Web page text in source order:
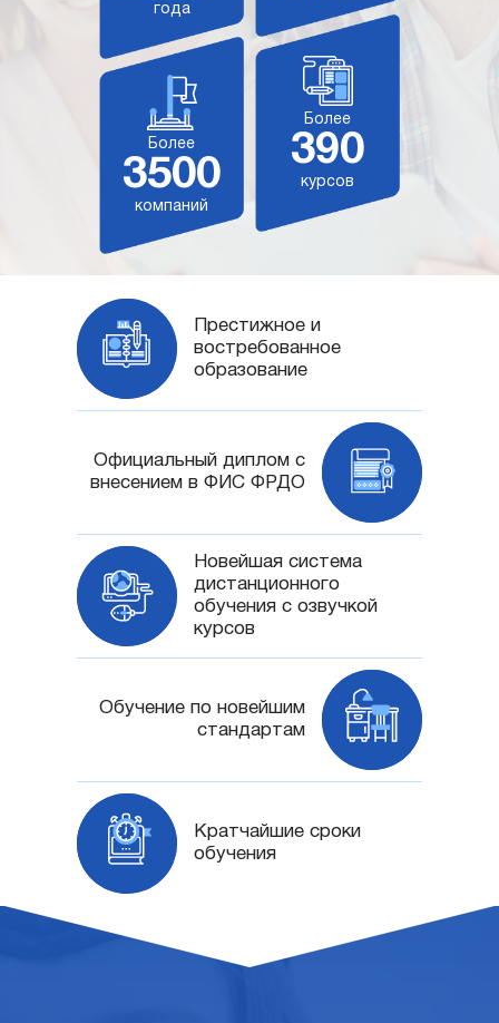
года
Более
3500
компаний
Более
390
курсов
Престижное и
востребованное
образование
Официальный диплом с
внесением в ФИС ФРДО
Новейшая система
дистанционного
обучения с озвучкой
курсов
Обучение по новейшим
стандартам
Кратчайшие сроки
обучения